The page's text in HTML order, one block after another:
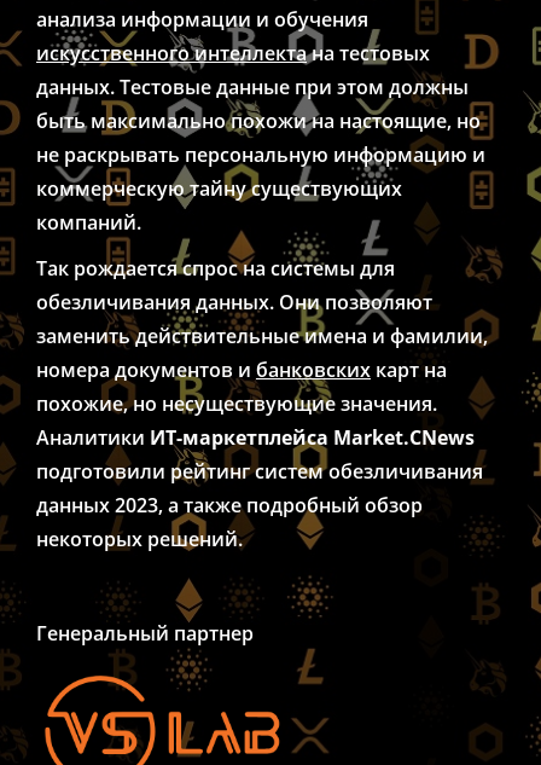
анализа информации и обучения
искусственного интеллектана тестовых
данных. Тестовые данные при этом должны
быть максимально похожи на настоящие, но
не раскрывать персональную информацию и
коммерческую тайну существующих
компаний.
Так рождается спрос на системы для
обезличивания данных. Они позволяют
заменить действительные имена и фамилии,
номера документов и банковских карт на
похожие, но несуществующие значения.
Аналитики ИТ-маркетплейса Market.CNews
подготовили рейтинг систем обезличивания
данных 2023, а также подробный обзор
некоторых решений.
Генеральный партнер